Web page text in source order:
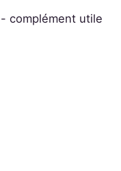
- complément utile